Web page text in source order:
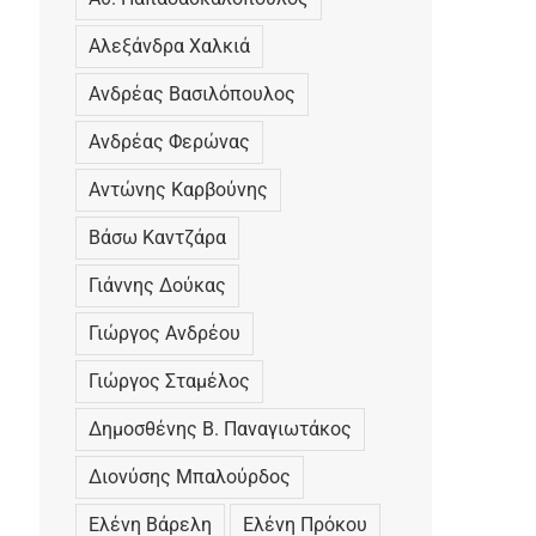
Αλεξάνδρα Χαλκιά
Ανδρέας Βασιλόπουλος
Ανδρέας Φερώνας
Αντώνης Καρβούνης
Βάσω Καντζάρα
Γιάννης Δούκας
Γιώργος Ανδρέου
Γιώργος Σταμέλος
Δημοσθένης Β. Παναγιωτάκος
Διονύσης Μπαλούρδος
Ελένη Βάρελη Ελένη Πρόκου